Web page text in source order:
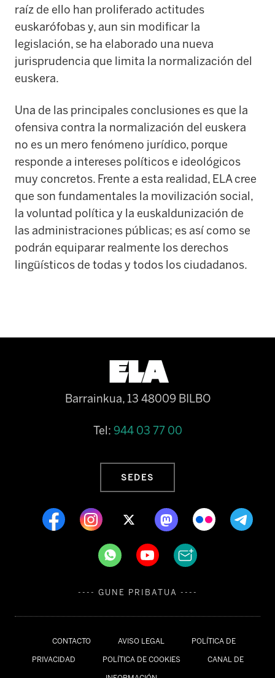
raíz de ello han proliferado actitudes
euskarófobas y, aun sin modificar la
legislación, se ha elaborado una nueva
jurisprudencia que limita la normalización del
euskera.
Una de las principales conclusiones es que la
ofensiva contra la normalización del euskera
no es un mero fenómeno jurídico, porque
responde a intereses políticos e ideológicos
muy concretos. Frente a esta realidad, ELA cree
que son fundamentales la movilización social,
la voluntad política y la euskaldunización de
las administraciones públicas; es así como se
podrán equiparar realmente los derechos
lingüísticos de todas y todos los ciudadanos.
CONTACTO AVISO LEGAL POLÍTICA DE
PRIVACIDAD POLÍTICA DE COOKIES CANAL DE
Barrainkua, 13 48009 BILBO
Tel: 944 03 77 00
SEDES
---- GUNE PRIBATUA ----